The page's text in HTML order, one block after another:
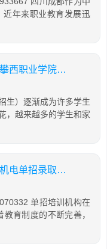
近年来职业教育发展迅
单招培训机构四川攀枝花，攀枝花攀西职业学院单招
生）逐渐成为许多学生
，越来越多的学生和家
单招培训机构四川攀枝花，攀枝花机电单招录取查询
单招培训机构在
育制度的不断完善，